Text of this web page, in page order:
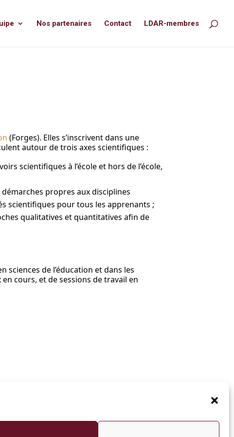
Nos partenaires Contact LDAR-membres
(Forges). Elles s’inscrivent dans une
autour de trois axes scientifiques :
scientifiques à l’école et hors de l’école,
propres aux disciplines
scientifiques pour tous les apprenants ;
qualitatives et quantitatives afin de
sciences de l’éducation et dans les
cours, et de sessions de travail en